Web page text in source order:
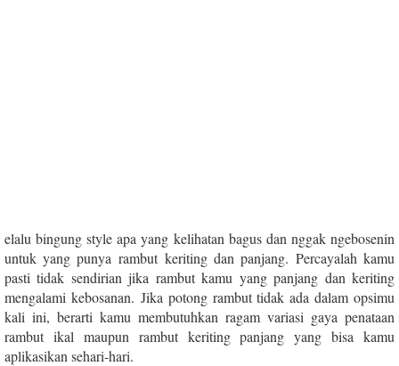
elalu bingung style apa yang kelihatan bagus dan nggak ngebosenin
untuk yang punya rambut keriting dan panjang. Percayalah kamu
pasti tidak sendirian jika rambut kamu yang panjang dan keriting
mengalami kebosanan. Jika potong rambut tidak ada dalam opsimu
kali ini, berarti kamu membutuhkan ragam variasi gaya penataan
rambut ikal maupun rambut keriting panjang yang bisa kamu
aplikasikan sehari-hari.